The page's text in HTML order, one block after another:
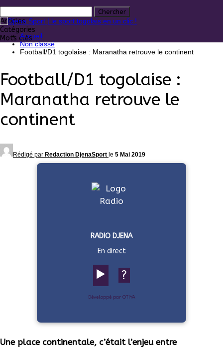
Articles
Catégories
Mots clés
Accueil
Non classé
Football/D1 togolaise : Maranatha retrouve le continent
Football/D1 togolaise :
Maranatha retrouve le
continent
Rédigé par Redaction DjenaSport le 5 Mai 2019
RADIO DJENA
En direct
▶️ ?
Développé par OTIYA
Une place continentale, c’était l’enjeu entre